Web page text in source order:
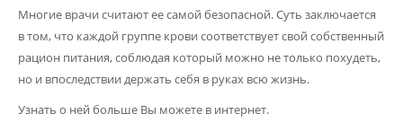
Многие врачи считают ее самой безопасной. Суть заключается
в том, что каждой группе крови соответствует свой собственный
рацион питания, соблюдая который можно не только похудеть,
но и впоследствии держать себя в руках всю жизнь.
Узнать о ней больше Вы можете в интернет.